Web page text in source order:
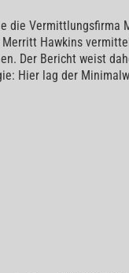
die Vermittlungsfirma
Hawkins
Der Bericht weist
Hier lag der